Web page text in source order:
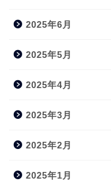
2025年6月
2025年5月
2025年4月
2025年3月
2025年2月
2025年1月